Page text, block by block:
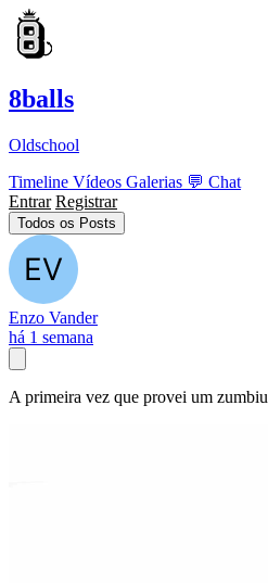
8balls
Oldschool
Timeline Vídeos Galerias 💬 Chat
Entrar Registrar
Todos os Posts
Enzo Vander
há 1 semana
A primeira vez que provei um zumbiu